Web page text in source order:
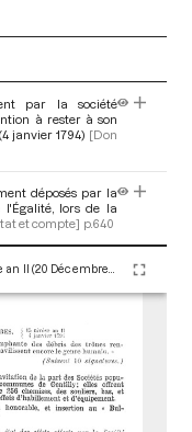
par la société
à rester à son
janvier 1794) [Don
déposés par la
lors de la
et compte] p.640